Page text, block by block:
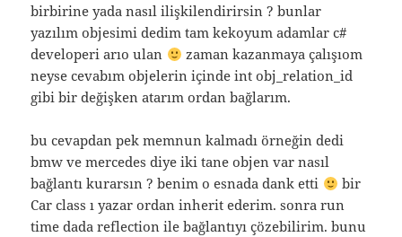
birbirine yada nasıl ilişkilendirirsin ? bunlar
yazılım objesimi dedim tam kekoyum adamlar c#
developeri arıo ulan
zaman kazanmaya çalışıom
neyse cevabım objelerin içinde int obj_relation_id
gibi bir değişken atarım ordan bağlarım.
bu cevapdan pek memnun kalmadı örneğin dedi
bmw ve mercedes diye iki tane objen var nasıl
bağlantı kurarsın ? benim o esnada dank etti
bir
Car class ı yazar ordan inherit ederim. sonra run
time dada reflection ile bağlantıyı çözebilirim. bunu